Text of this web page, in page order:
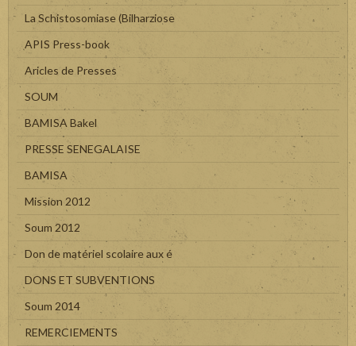
La Schistosomiase (Bilharziose
APIS Press-book
Aricles de Presses
SOUM
BAMISA Bakel
PRESSE SENEGALAISE
BAMISA
Mission 2012
Soum 2012
Don de matériel scolaire aux é
DONS ET SUBVENTIONS
Soum 2014
REMERCIEMENTS